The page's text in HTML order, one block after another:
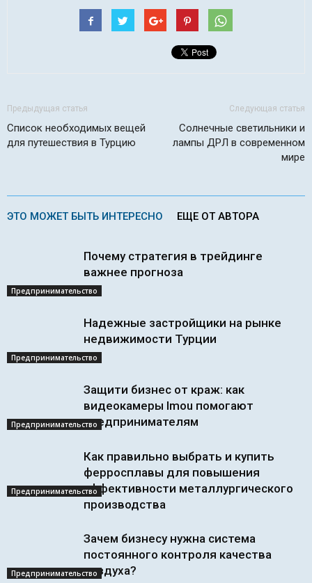
Предыдущая статья
Список необходимых вещей
для путешествия в Турцию
Следующая статья
Солнечные светильники и
лампы ДРЛ в современном
мире
ЭТО МОЖЕТ БЫТЬ ИНТЕРЕСНО ЕЩЕ ОТ АВТОРА
Предпринимательство
Почему стратегия в трейдинге
важнее прогноза
Предпринимательство
Надежные застройщики на рынке
недвижимости Турции
Предпринимательство
Защити бизнес от краж: как
видеокамеры Imou помогают
предпринимателям
Предпринимательство
Как правильно выбрать и купить
ферросплавы для повышения
эффективности металлургического
производства
Предпринимательство
Зачем бизнесу нужна система
постоянного контроля качества
воздуха?